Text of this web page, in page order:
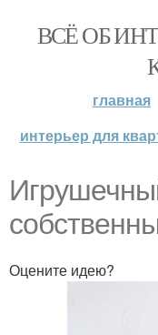
ВСЁ ОБ
главная
интерьер для
Оцените идею?